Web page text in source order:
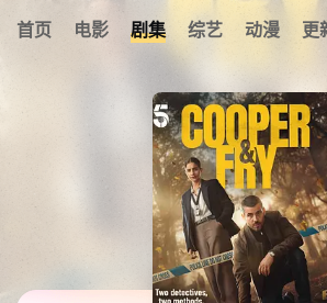
首页 电影 剧集 综艺 动漫 更
我的观影记录
暂无观看影片的记录